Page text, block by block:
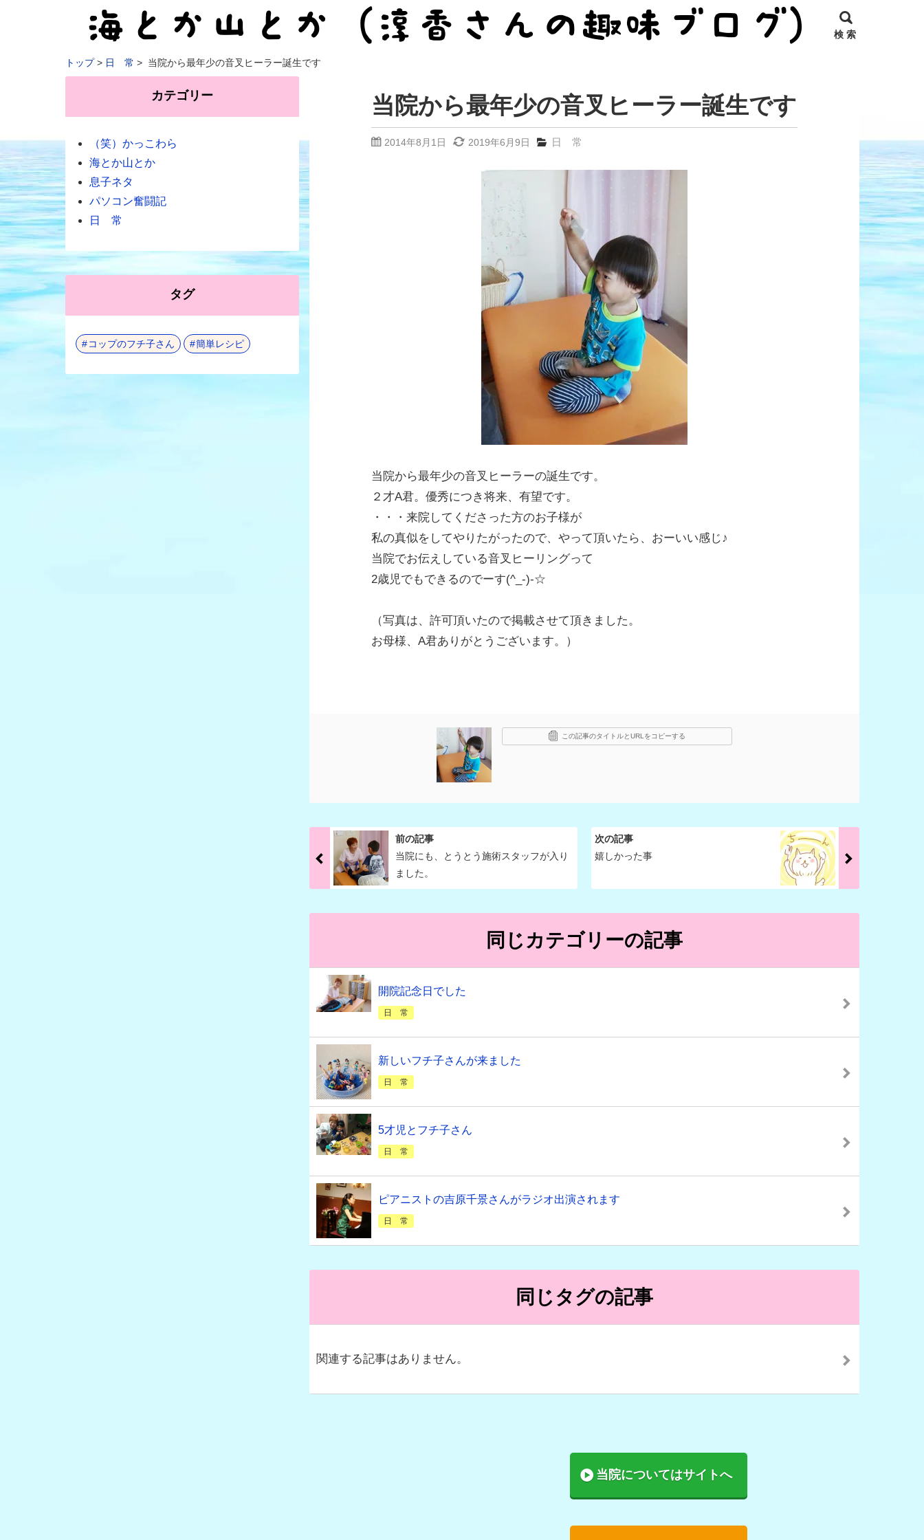
検 索
トップ 日 常 当院から最年少の音叉ヒーラー誕生です
当院から最年少の音叉ヒーラー誕生です
2014年8月1日 2019年6月9日 日 常
当院から最年少の音叉ヒーラーの誕生です。
２才A君。優秀につき将来、有望です。
・・・来院してくださった方のお子様が
私の真似をしてやりたがったので、やって頂いたら、おーいい感じ♪
当院でお伝えしている音叉ヒーリングって
2歳児でもできるのでーす(^_-)-☆
（写真は、許可頂いたので掲載させて頂きました。
お母様、A君ありがとうございます。）
この記事のタイトルとURLをコピーする
前の記事
当院にも、とうとう施術スタッフが入り
ました。
次の記事
嬉しかった事
同じカテゴリーの記事
開院記念日でした
日 常
新しいフチ子さんが来ました
日 常
5才児とフチ子さん
日 常
ピアニストの吉原千景さんがラジオ出演されます
日 常
同じタグの記事
関連する記事はありません。
カテゴリー
（笑）かっこわら
海とか山とか
息子ネタ
パソコン奮闘記
日 常
タグ
コップのフチ子さん 簡単レシピ
当院についてはサイトへ